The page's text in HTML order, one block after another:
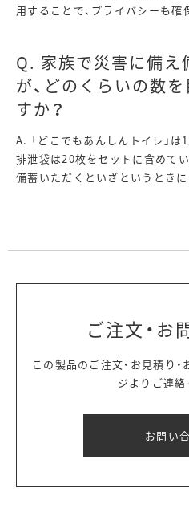
用することで、プライバシーも確
Q. 家族で災害に備え
が、どのくらいの数
すか？
A. 「どこでもあんしんトイレ」は
排泄袋は20枚をセットに含めて
備蓄いただくといざというときに
ご注文・お
この製品のご注文・お見積り
ジよりご連絡
お問い